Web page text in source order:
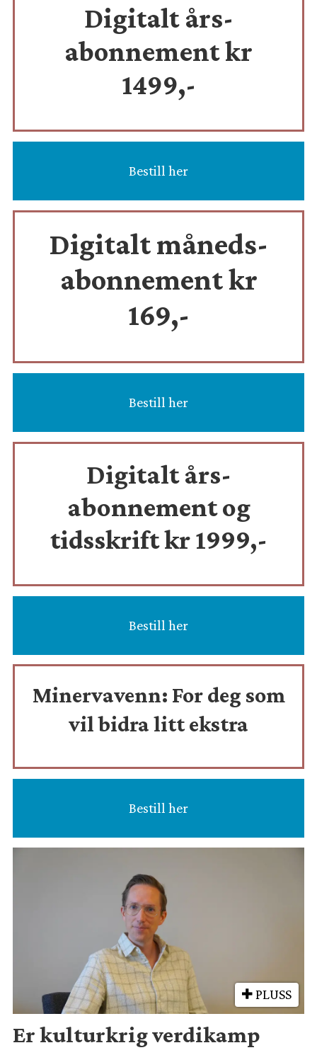
Digitalt års-
abonnement kr
1499,-
Bestill her
Digitalt måneds-
abonnement kr
169,-
Bestill her
Digitalt års-
abonnement og
tidsskriftkr 1999,-
Bestill her
Minervavenn: For deg som
vil bidra litt ekstra
Bestill her
PLUSS
Er kulturkrig verdikamp